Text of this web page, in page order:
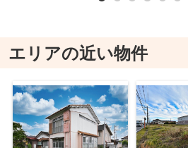
エリアの近い物件